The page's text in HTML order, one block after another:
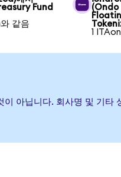
Fund
같음
(Ondo
1
아닙니다. 회사명 및 기타